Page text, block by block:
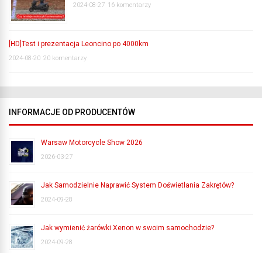
2024-08-27 16 komentarzy
[HD]Test i prezentacja Leoncino po 4000km
2024-08-20 20 komentarzy
INFORMACJE OD PRODUCENTÓW
Warsaw Motorcycle Show 2026
2026-03-27
Jak Samodzielnie Naprawić System Doświetlania Zakrętów?
2024-09-28
Jak wymienić żarówki Xenon w swoim samochodzie?
2024-09-28